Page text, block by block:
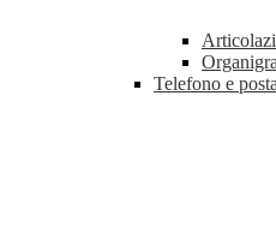
Telefono e